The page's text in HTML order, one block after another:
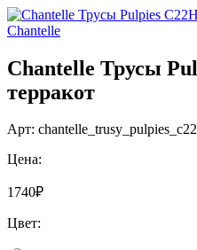
Chantelle
Chantelle Трусы
терракот
Арт:
Цена:
1740₽
Цвет: